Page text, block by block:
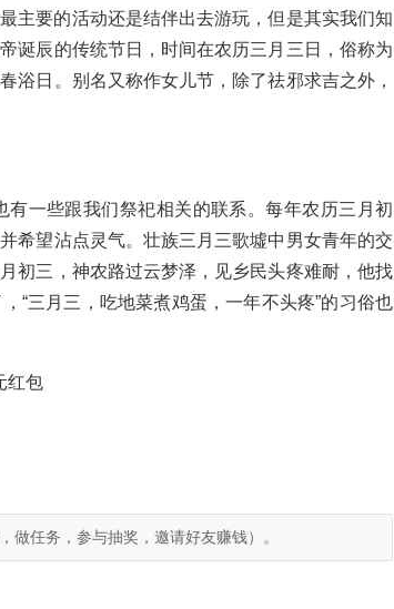
主要的活动还是结伴出去游玩，但是其实我们知
诞辰的传统节日，时间在农历三月三日，俗称为
浴日。别名又称作女儿节，除了祛邪求吉之外，
一些跟我们祭祀相关的联系。每年农历三月初
希望沾点灵气。壮族三月三歌墟中男女青年的交
初三，神农路过云梦泽，见乡民头疼难耐，他找
“三月三，吃地菜煮鸡蛋，一年不头疼”的习俗也
红包
做任务，参与抽奖，邀请好友赚钱）。